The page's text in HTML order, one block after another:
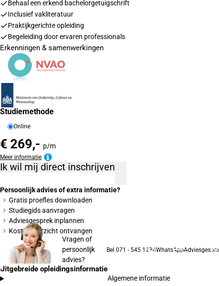
Behaal een erkend bachelorgetuigschrift
Inclusief vakliteratuur
Praktijkgerichte opleiding
Begeleiding door ervaren professionals
Erkenningen & samenwerkingen
Studiemethode
Online
€ 269,- p/m
Meer informatie
Ik wil mij direct inschrijven
Persoonlijk advies of extra informatie?
Gratis proefles downloaden
Studiegids aanvragen
Adviesgesprek inplannen
Kostenoverzicht ontvangen
Vragen of
persoonlijk
advies?
Bel 071 - 545 1234WhatsApp
Uitgebreide opleidingsinformatie
Algemene informatie